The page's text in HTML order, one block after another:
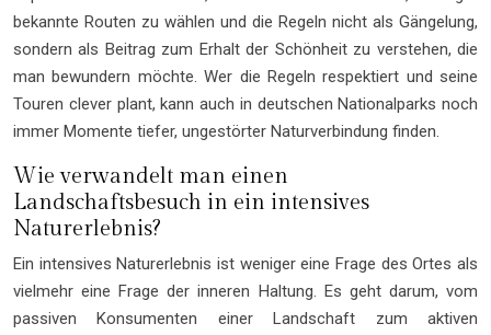
bekannte Routen zu wählen und die Regeln nicht als Gängelung,
sondern als Beitrag zum Erhalt der Schönheit zu verstehen, die
man bewundern möchte. Wer die Regeln respektiert und seine
Touren clever plant, kann auch in deutschen Nationalparks noch
immer Momente tiefer, ungestörter Naturverbindung finden.
Wie verwandelt man einen
Landschaftsbesuch in ein intensives
Naturerlebnis?
Ein intensives Naturerlebnis ist weniger eine Frage des Ortes als
vielmehr eine Frage der inneren Haltung. Es geht darum, vom
passiven Konsumenten einer Landschaft zum aktiven